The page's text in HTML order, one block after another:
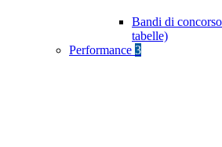
Bandi di
tabelle)
Performance 3